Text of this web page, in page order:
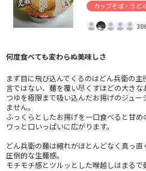
カップそば・うど
何度食べても変わらぬ美味しさ
まず目に飛び込んでくるのはどん兵衛の主
言ではない、麺を覆い尽くすほどの大きな
つゆを極限まで吸い込んだお揚げのジュー
ません。
ふっくらとしたお揚げを一口食べると甘め
ワっと口いっぱいに広がります。
どん兵衛の麺は縮れがほとんどなく真っ
圧倒的な生麺感。
モチモチ感とツルッとした喉越しはまるで